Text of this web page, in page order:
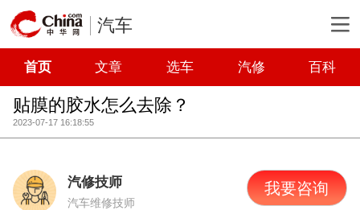
汽车
首页 文章 选车 汽修 百科
贴膜的胶水怎么去除？
2023-07-17 16:18:55
汽修技师
汽车维修技师
我要咨询